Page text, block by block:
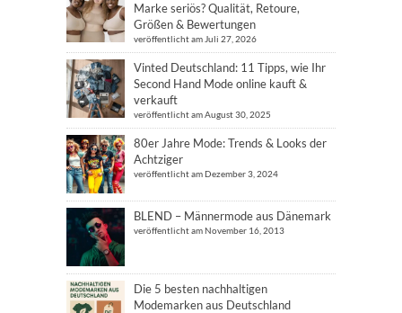
Marke seriös? Qualität, Retoure,
Größen & Bewertungen
veröffentlicht am Juli 27, 2026
Vinted Deutschland: 11 Tipps, wie Ihr
Second Hand Mode online kauft &
verkauft
veröffentlicht am August 30, 2025
80er Jahre Mode: Trends & Looks der
Achtziger
veröffentlicht am Dezember 3, 2024
BLEND – Männermode aus Dänemark
veröffentlicht am November 16, 2013
Die 5 besten nachhaltigen
Modemarken aus Deutschland